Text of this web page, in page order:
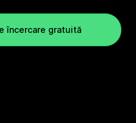
încercare gratuită